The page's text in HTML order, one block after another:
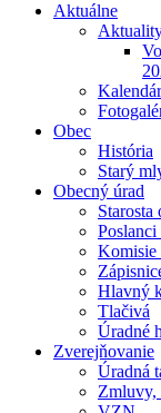
Aktuálne
Obec
História
Starý
Obecný úrad
Starosta
Komisie
Hlavný
Tlačivá
Úradné
Zverejňovanie
Úradná
Zmluvy,